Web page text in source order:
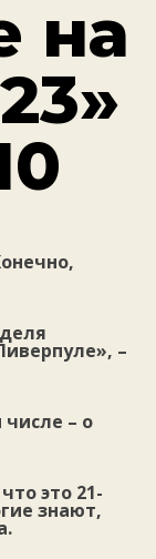
на
–
– о
это 21-
знают,